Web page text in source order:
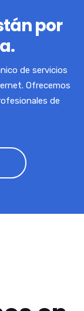
por
de servicios
Ofrecemos
de